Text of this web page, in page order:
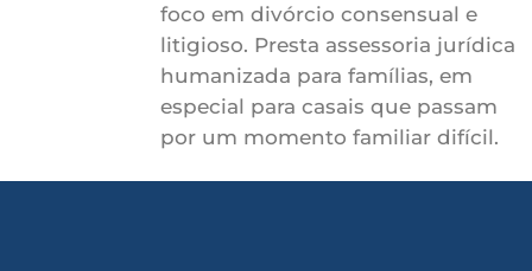
foco em divórcio consensual e
litigioso. Presta assessoria jurídica
humanizada para famílias, em
especial para casais que passam
por um momento familiar difícil.